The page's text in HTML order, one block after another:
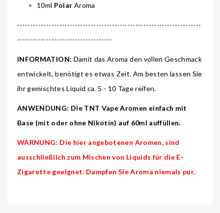
10ml Polar Aroma
----------------------------------------------------------------------
------------------------------------
INFORMATION: Damit das Aroma den vollen Geschmack
entwickelt, benötigt es etwas Zeit. Am besten lassen Sie
ihr gemischtes Liquid ca. 5 - 10 Tage reifen.
ANWENDUNG: Die TNT Vape Aromen einfach mit
Base (mit oder ohne Nikotin) auf 60ml auffüllen.
WARNUNG: Die hier angebotenen Aromen, sind
ausschließlich zum Mischen von Liquids für die E-
Zigarette geeignet. Dampfen Sie Aroma niemals pur.